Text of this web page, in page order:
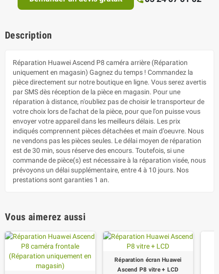
Description
Réparation Huawei Ascend P8 caméra arrière (Réparation
uniquement en magasin) Gagnez du temps ! Commandez la
pièce directement sur notre boutique en ligne. Vous serez avertis
par SMS dès réception de la pièce en magasin. Pour une
réparation à distance, n'oubliez pas de choisir le transporteur de
votre choix lors de l'achat de la pièce, pour que l'on puisse vous
envoyer votre appareil dans les meilleurs délais. Les prix
indiqués comprennent pièces détachées et main d’oeuvre. Nous
ne vendons pas les pièces seules. Le délai moyen de réparation
est de 30 min, sous réserve des encours. Toutefois, si une
commande de pièce(s) est nécessaire à la réparation visée, nous
prévoyons un délai supplémentaire, entre 4 à 10 jours. Nos
prestations sont garanties 1 an.
Vous aimerez aussi
Réparation écran Huawei
Ascend P8 vitre + LCD